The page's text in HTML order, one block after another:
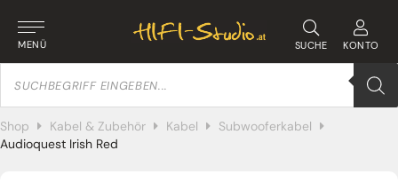
MENÜ SUCHE KONTO
Products
search
Shop Kabel & Zubehör Kabel
Subwooferkabel
Audioquest Irish Red